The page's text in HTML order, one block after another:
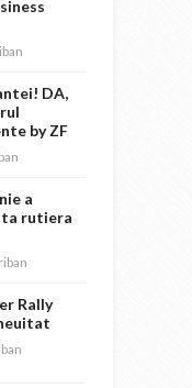
DA,
by ZF
a
rutiera
Rally